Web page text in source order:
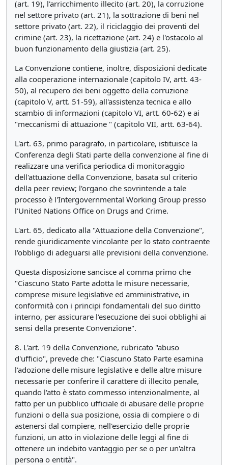
(art. 19), l'arricchimento illecito (art. 20), la corruzione
nel settore privato (art. 21), la sottrazione di beni nel
settore privato (art. 22), il riciclaggio dei proventi del
crimine (art. 23), la ricettazione (art. 24) e l'ostacolo al
buon funzionamento della giustizia (art. 25).
La Convenzione contiene, inoltre, disposizioni dedicate
alla cooperazione internazionale (capitolo IV, artt. 43-
50), al recupero dei beni oggetto della corruzione
(capitolo V, artt. 51-59), all'assistenza tecnica e allo
scambio di informazioni (capitolo VI, artt. 60-62) e ai
"meccanismi di attuazione " (capitolo VII, artt. 63-64).
L'art. 63, primo paragrafo, in particolare, istituisce la
Conferenza degli Stati parte della convenzione al fine di
realizzare una verifica periodica di monitoraggio
dell'attuazione della Convenzione, basata sul criterio
della peer review; l'organo che sovrintende a tale
processo è l'Intergovernmental Working Group presso
l'United Nations Office on Drugs and Crime.
L'art. 65, dedicato alla "Attuazione della Convenzione",
rende giuridicamente vincolante per lo stato contraente
l'obbligo di adeguarsi alle previsioni della convenzione.
Questa disposizione sancisce al comma primo che
"Ciascuno Stato Parte adotta le misure necessarie,
comprese misure legislative ed amministrative, in
conformità con i principi fondamentali del suo diritto
interno, per assicurare l'esecuzione dei suoi obblighi ai
sensi della presente Convenzione".
8. L'art. 19 della Convenzione, rubricato "abuso
d'ufficio", prevede che: "Ciascuno Stato Parte esamina
l'adozione delle misure legislative e delle altre misure
necessarie per conferire il carattere di illecito penale,
quando l'atto è stato commesso intenzionalmente, al
fatto per un pubblico ufficiale di abusare delle proprie
funzioni o della sua posizione, ossia di compiere o di
astenersi dal compiere, nell'esercizio delle proprie
funzioni, un atto in violazione delle leggi al fine di
ottenere un indebito vantaggio per se o per un'altra
persona o entità".